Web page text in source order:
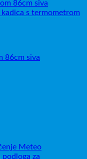
86cm siva